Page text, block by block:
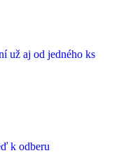
už aj od jedného ks
k odberu